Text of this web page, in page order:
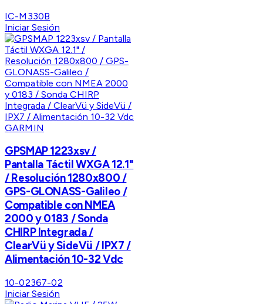
IC-M330B
Iniciar Sesión
GARMIN
GPSMAP 1223xsv /
Pantalla Táctil WXGA 12.1"
/ Resolución 1280x800 /
GPS-GLONASS-Galileo /
Compatible con NMEA
2000 y 0183 / Sonda
CHIRP Integrada /
ClearVü y SideVü / IPX7 /
Alimentación 10-32 Vdc
10-02367-02
Iniciar Sesión